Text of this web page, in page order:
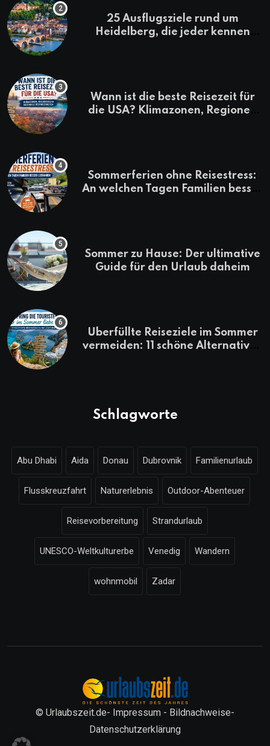
25 Ausflugsziele rund um
Heidelberg, die jeder kennen
Wann ist die beste Reisezeit für
die USA? Klimazonen, Regionen
Sommerferien ohne Reisestress:
An welchen Tagen Familien besser
Sommer zu Hause: Der ultimative
Guide für den Urlaub daheim
Überfüllte Reiseziele im Sommer
vermeiden: 11 schöne Alternativen
Schlagworte
Abu Dhabi Aida Donau Dubrovnik Familienurlaub
Flusskreuzfahrt Naturerlebnis Outdoor-Abenteuer
Reisevorbereitung Strandurlaub
UNESCO-Weltkulturerbe Venedig Wandern
wohnmobil Zadar
© Urlaubszeit.de- Impressum - Bildnachweise-
Datenschutzerklärung